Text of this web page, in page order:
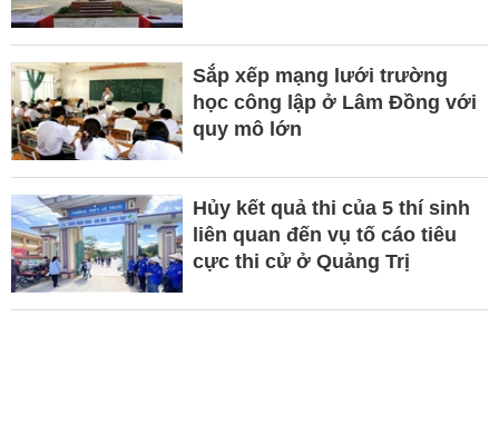
Sắp xếp mạng lưới trường
học công lập ở Lâm Đồng với
quy mô lớn
Hủy kết quả thi của 5 thí sinh
liên quan đến vụ tố cáo tiêu
cực thi cử ở Quảng Trị